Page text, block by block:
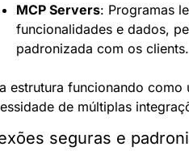
MCP Servers: Programas
funcionalidades e dados,
padronizada com os clients.
estrutura funcionando como
de múltiplas
seguras e